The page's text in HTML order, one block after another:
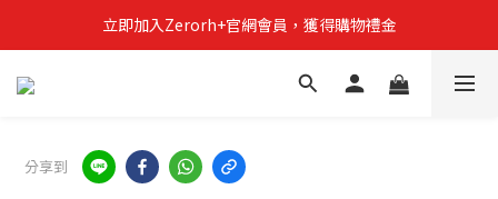
立即加入Zerorh+官網會員，獲得購物禮金
立即加入Zerorh+官網會員，獲得購物禮金
Zerorh+期間限定優惠全館滿15000折1500滿20000折2500
分享到